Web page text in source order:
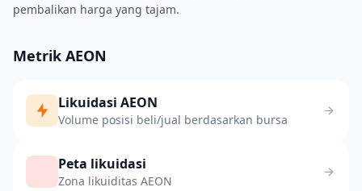
pembalikan harga yang tajam.
Metrik AEON
Likuidasi AEON
Volume posisi beli/jual berdasarkan bursa
Peta likuidasi
Zona likuiditas AEON